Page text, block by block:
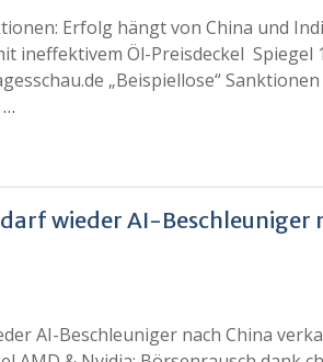
Erfolg hängt von China und
ineffektivem Öl-Preisdeckel Spiegel
„Beispiellose“
wieder AI-Beschleuniger
AI-Beschleuniger nach China